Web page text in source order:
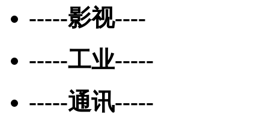
-----影视----
-----工业-----
-----通讯-----